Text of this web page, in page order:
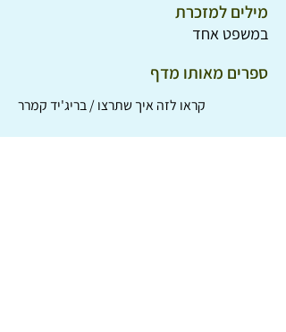
מילים למזכרת
במשפט אחד
ספרים מאותו מדף
קראו לזה איך שתרצו / בריג'יד קמרר